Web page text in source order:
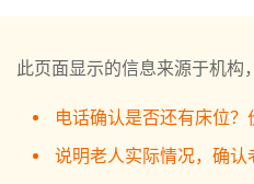
此页面显示的信息来源于机构
电话确认是否还有床位？
说明老人实际情况，确认